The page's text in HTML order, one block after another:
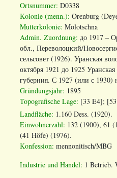
Ortsnummer: D0338
Kolonie (menn.): Orenburg
Mutterkolonie: Molotschna
Admin. Zuordnung: до 1917 –
обл., Переволоцкий/
сельсовет (1926). Уранская
октября 1921 до 1925
губерния. С 1927 (или с 1930)
Gründungsjahr: 1895
Topografische Lage: [33 E4];
Landfläche: 1.160 Dess. (1920).
Einwohnerzahl: 132 (1900), 61
(41 Höfe) (1976).
Konfession: mennonitisch/MBG
Industrie und Handel: 1 Betrieb.